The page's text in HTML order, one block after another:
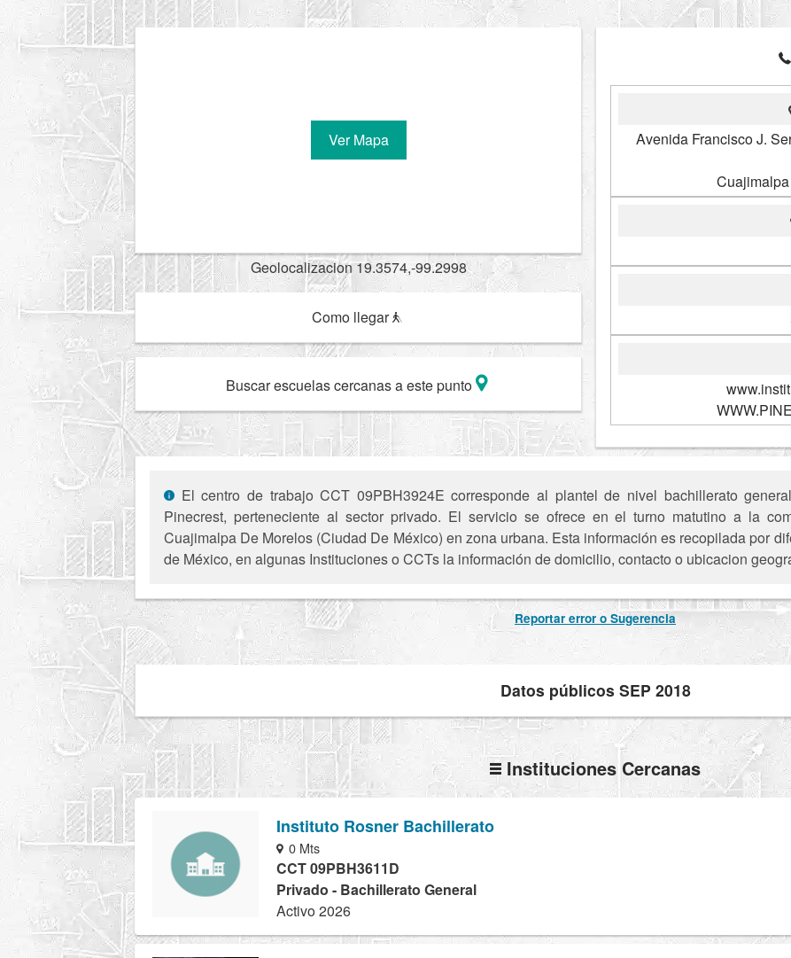
Ver Mapa
Geolocalizacion 19.3574,-99.2998
Como llegar
Buscar escuelas cercanas a este punto
Avenida Francisco J.
El centro de trabajo CCT 09PBH3924E corresponde al plantel de nivel bachillerato
Pinecrest, perteneciente al sector privado. El servicio se ofrece en el turno matutino a la
Cuajimalpa De Morelos (Ciudad De México) en zona urbana. Esta información es recopilada por
de México, en algunas Instituciones o CCTs la información de domicilio, contacto o ubicacion
Reportar error o Sugerencia
Datos públicos SEP 2018
Instituciones Cercanas
Instituto Rosner Bachillerato
0 Mts
CCT 09PBH3611D
Privado - Bachillerato General
Activo 2026